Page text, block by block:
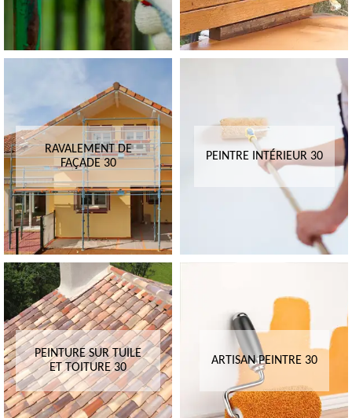
RAVALEMENT DE
FAÇADE 30
PEINTRE INTÉRIEUR 30
PEINTURE SUR TUILE
ET TOITURE 30
ARTISAN PEINTRE 30